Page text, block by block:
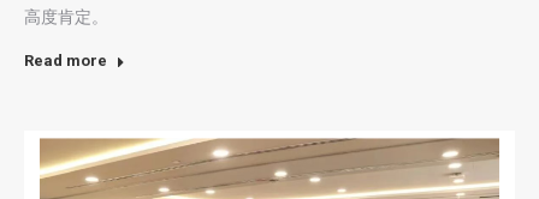
高度肯定。
Read more